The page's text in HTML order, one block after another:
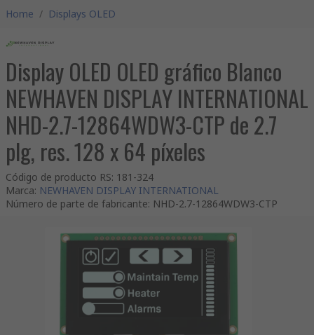
Home / Displays OLED
Display OLED OLED gráfico Blanco
NEWHAVEN DISPLAY INTERNATIONAL
NHD-2.7-12864WDW3-CTP de 2.7
plg, res. 128 x 64 píxeles
Código de producto RS: 181-324
Marca: NEWHAVEN DISPLAY INTERNATIONAL
Número de parte de fabricante: NHD-2.7-12864WDW3-CTP